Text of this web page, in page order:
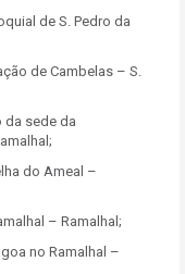
de S. Pedro da
de Cambelas – S.
sede da
do Ameal –
– Ramalhal;
no Ramalhal –